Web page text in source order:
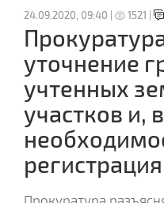
24.09.2020, 09:40 | 1521 |
уточнение
учтенных
участков и,